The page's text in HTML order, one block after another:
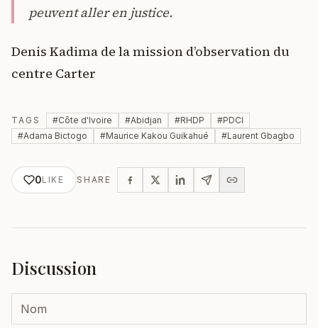
peuvent aller en justice.
Denis Kadima de la mission d’observation du
centre Carter
TAGS #Côte d'Ivoire #Abidjan #RHDP #PDCI
#Adama Bictogo #Maurice Kakou Guikahué #Laurent Gbagbo
0LIKE SHARE
Discussion